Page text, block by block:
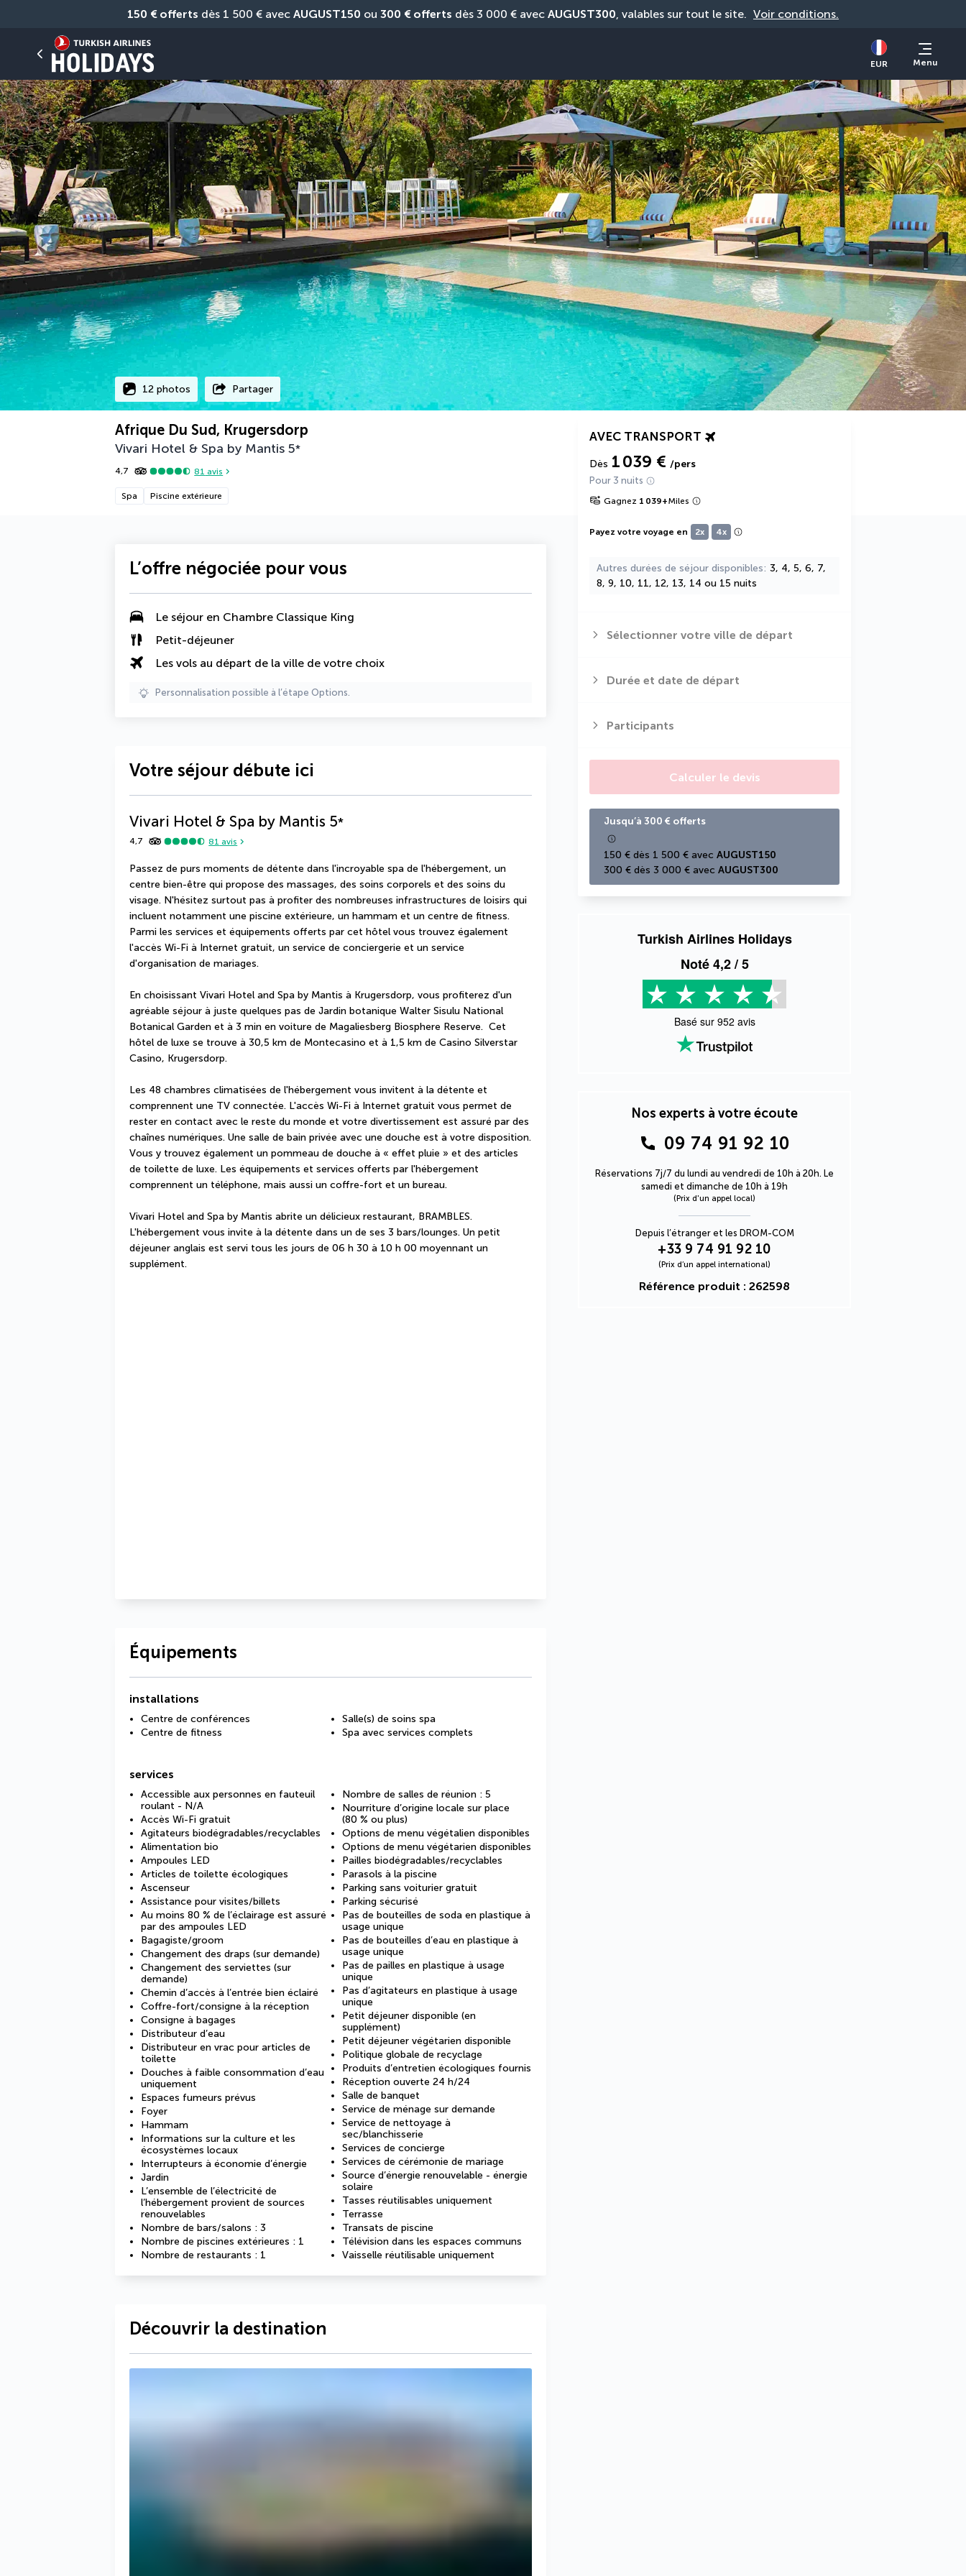
150 € offerts dès 1 500 € avec AUGUST150 ou 300 € offerts dès 3 000 € avec AUGUST300, valables sur tout le site. Voir conditions.
EUR Menu
12 photos Partager
Afrique Du Sud, Krugersdorp
Vivari Hotel & Spa by Mantis 5*
4,7 81 avis
Spa Piscine extérieure
AVEC TRANSPORT
Dès 1 039 € /pers
Pour 3 nuits
Gagnez 1 039+Miles
Payez votre voyage en 2x 4x
Autres durées de séjour disponibles 3, 4, 5, 6, 7,
8, 9, 10, 11, 12, 13, 14 ou 15 nuits
Sélectionner votre ville de départ
Durée et date de départ
Participants
Calculer le devis
Jusqu’à 300 € offerts
150 € dès 1 500 € avec AUGUST150
300 € dès 3 000 € avec AUGUST300
Turkish Airlines Holidays
Noté4,2/ 5
Basé sur 952 avis
Nos experts à votre écoute
09 74 91 92 10
Réservations 7j/7 du lundi au vendredi de 10h à 20h. Le
samedi et dimanche de 10h à 19h
(Prix d'un appel local)
Depuis l’étranger et les DROM-COM
+33 9 74 91 92 10
(Prix d’un appel international)
Référence produit : 262598
L’offre négociée pour vous
Le séjour en Chambre Classique King
Petit-déjeuner
Les vols au départ de la ville de votre choix
Personnalisation possible à l’étape Options.
Votre séjour débute ici
Vivari Hotel & Spa by Mantis 5*
4,7 81 avis
Passez de purs moments de détente dans l'incroyable spa de l'hébergement, un
centre bien-être qui propose des massages, des soins corporels et des soins du
visage. N'hésitez surtout pas à profiter des nombreuses infrastructures de loisirs qui
incluent notamment une piscine extérieure, un hammam et un centre de fitness.
Parmi les services et équipements offerts par cet hôtel vous trouvez également
l'accès Wi-Fi à Internet gratuit, un service de conciergerie et un service
d'organisation de mariages.
En choisissant Vivari Hotel and Spa by Mantis à Krugersdorp, vous profiterez d'un
agréable séjour à juste quelques pas de Jardin botanique Walter Sisulu National
Botanical Garden et à 3 min en voiture de Magaliesberg Biosphere Reserve.  Cet
hôtel de luxe se trouve à 30,5 km de Montecasino et à 1,5 km de Casino Silverstar
Casino, Krugersdorp.
Les 48 chambres climatisées de l'hébergement vous invitent à la détente et
comprennent une TV connectée. L'accès Wi-Fi à Internet gratuit vous permet de
rester en contact avec le reste du monde et votre divertissement est assuré par des
chaînes numériques. Une salle de bain privée avec une douche est à votre disposition.
Vous y trouvez également un pommeau de douche à « effet pluie » et des articles
de toilette de luxe. Les équipements et services offerts par l'hébergement
comprennent un téléphone, mais aussi un coffre-fort et un bureau.
Vivari Hotel and Spa by Mantis abrite un délicieux restaurant, BRAMBLES.
L'hébergement vous invite à la détente dans un de ses 3 bars/lounges. Un petit
déjeuner anglais est servi tous les jours de 06 h 30 à 10 h 00 moyennant un
supplément.
Équipements
installations
Centre de conférences
Centre de fitness
Salle(s) de soins spa
Spa avec services complets
services
Accessible aux personnes en fauteuil
roulant - N/A
Accès Wi-Fi gratuit
Agitateurs biodégradables/recyclables
Alimentation bio
Ampoules LED
Articles de toilette écologiques
Ascenseur
Assistance pour visites/billets
Au moins 80 % de l’éclairage est assuré
par des ampoules LED
Bagagiste/groom
Changement des draps (sur demande)
Changement des serviettes (sur
demande)
Chemin d’accès à l’entrée bien éclairé
Coffre-fort/consigne à la réception
Consigne à bagages
Distributeur d’eau
Distributeur en vrac pour articles de
toilette
Douches à faible consommation d’eau
uniquement
Espaces fumeurs prévus
Foyer
Hammam
Informations sur la culture et les
écosystèmes locaux
Interrupteurs à économie d’énergie
Jardin
L’ensemble de l’électricité de
l’hébergement provient de sources
renouvelables
Nombre de bars/salons : 3
Nombre de piscines extérieures : 1
Nombre de restaurants : 1
Nombre de salles de réunion : 5
Nourriture d’origine locale sur place
(80 % ou plus)
Options de menu végétalien disponibles
Options de menu végétarien disponibles
Pailles biodégradables/recyclables
Parasols à la piscine
Parking sans voiturier gratuit
Parking sécurisé
Pas de bouteilles de soda en plastique à
usage unique
Pas de bouteilles d’eau en plastique à
usage unique
Pas de pailles en plastique à usage
unique
Pas d’agitateurs en plastique à usage
unique
Petit déjeuner disponible (en
supplément)
Petit déjeuner végétarien disponible
Politique globale de recyclage
Produits d’entretien écologiques fournis
Réception ouverte 24 h/24
Salle de banquet
Service de ménage sur demande
Service de nettoyage à
sec/blanchisserie
Services de concierge
Services de cérémonie de mariage
Source d’énergie renouvelable - énergie
solaire
Tasses réutilisables uniquement
Terrasse
Transats de piscine
Télévision dans les espaces communs
Vaisselle réutilisable uniquement
Découvrir la destination